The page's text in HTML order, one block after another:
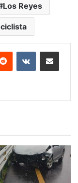
Los Reyes
Reddit VKontakteCompartir por